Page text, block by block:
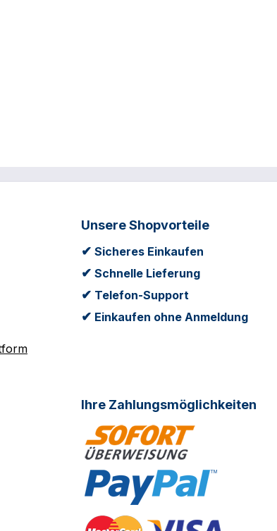
Unsere Shopvorteile
✔ Sicheres Einkaufen
✔ Schnelle Lieferung
✔ Telefon-Support
✔ Einkaufen ohne Anmeldung
Ihre Zahlungsmöglichkeiten